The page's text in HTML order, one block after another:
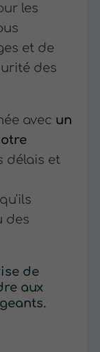
les
et de
des
avec un
délais et
des
de
aux